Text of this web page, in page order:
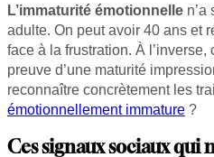
L’immaturité émotionnelle n’a
adulte. On peut avoir 40 ans et
face à la frustration. À
preuve d’une maturité
reconnaître concrètement les
émotionnellement immature ?
Ces signaux sociaux qui